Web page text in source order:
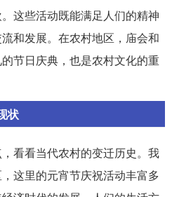
这些活动既能满足人们的精神
和发展。在农村地区，庙会和
节日庆典，也是农村文化的重
状
看看当代农村的变迁历史。我
这里的元宵节庆祝活动丰富多